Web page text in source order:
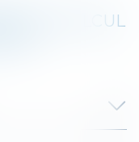
DU CALCUL